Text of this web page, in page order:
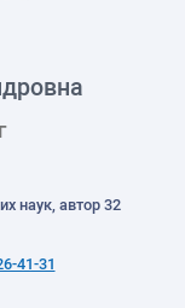
наук, автор 32
41-31